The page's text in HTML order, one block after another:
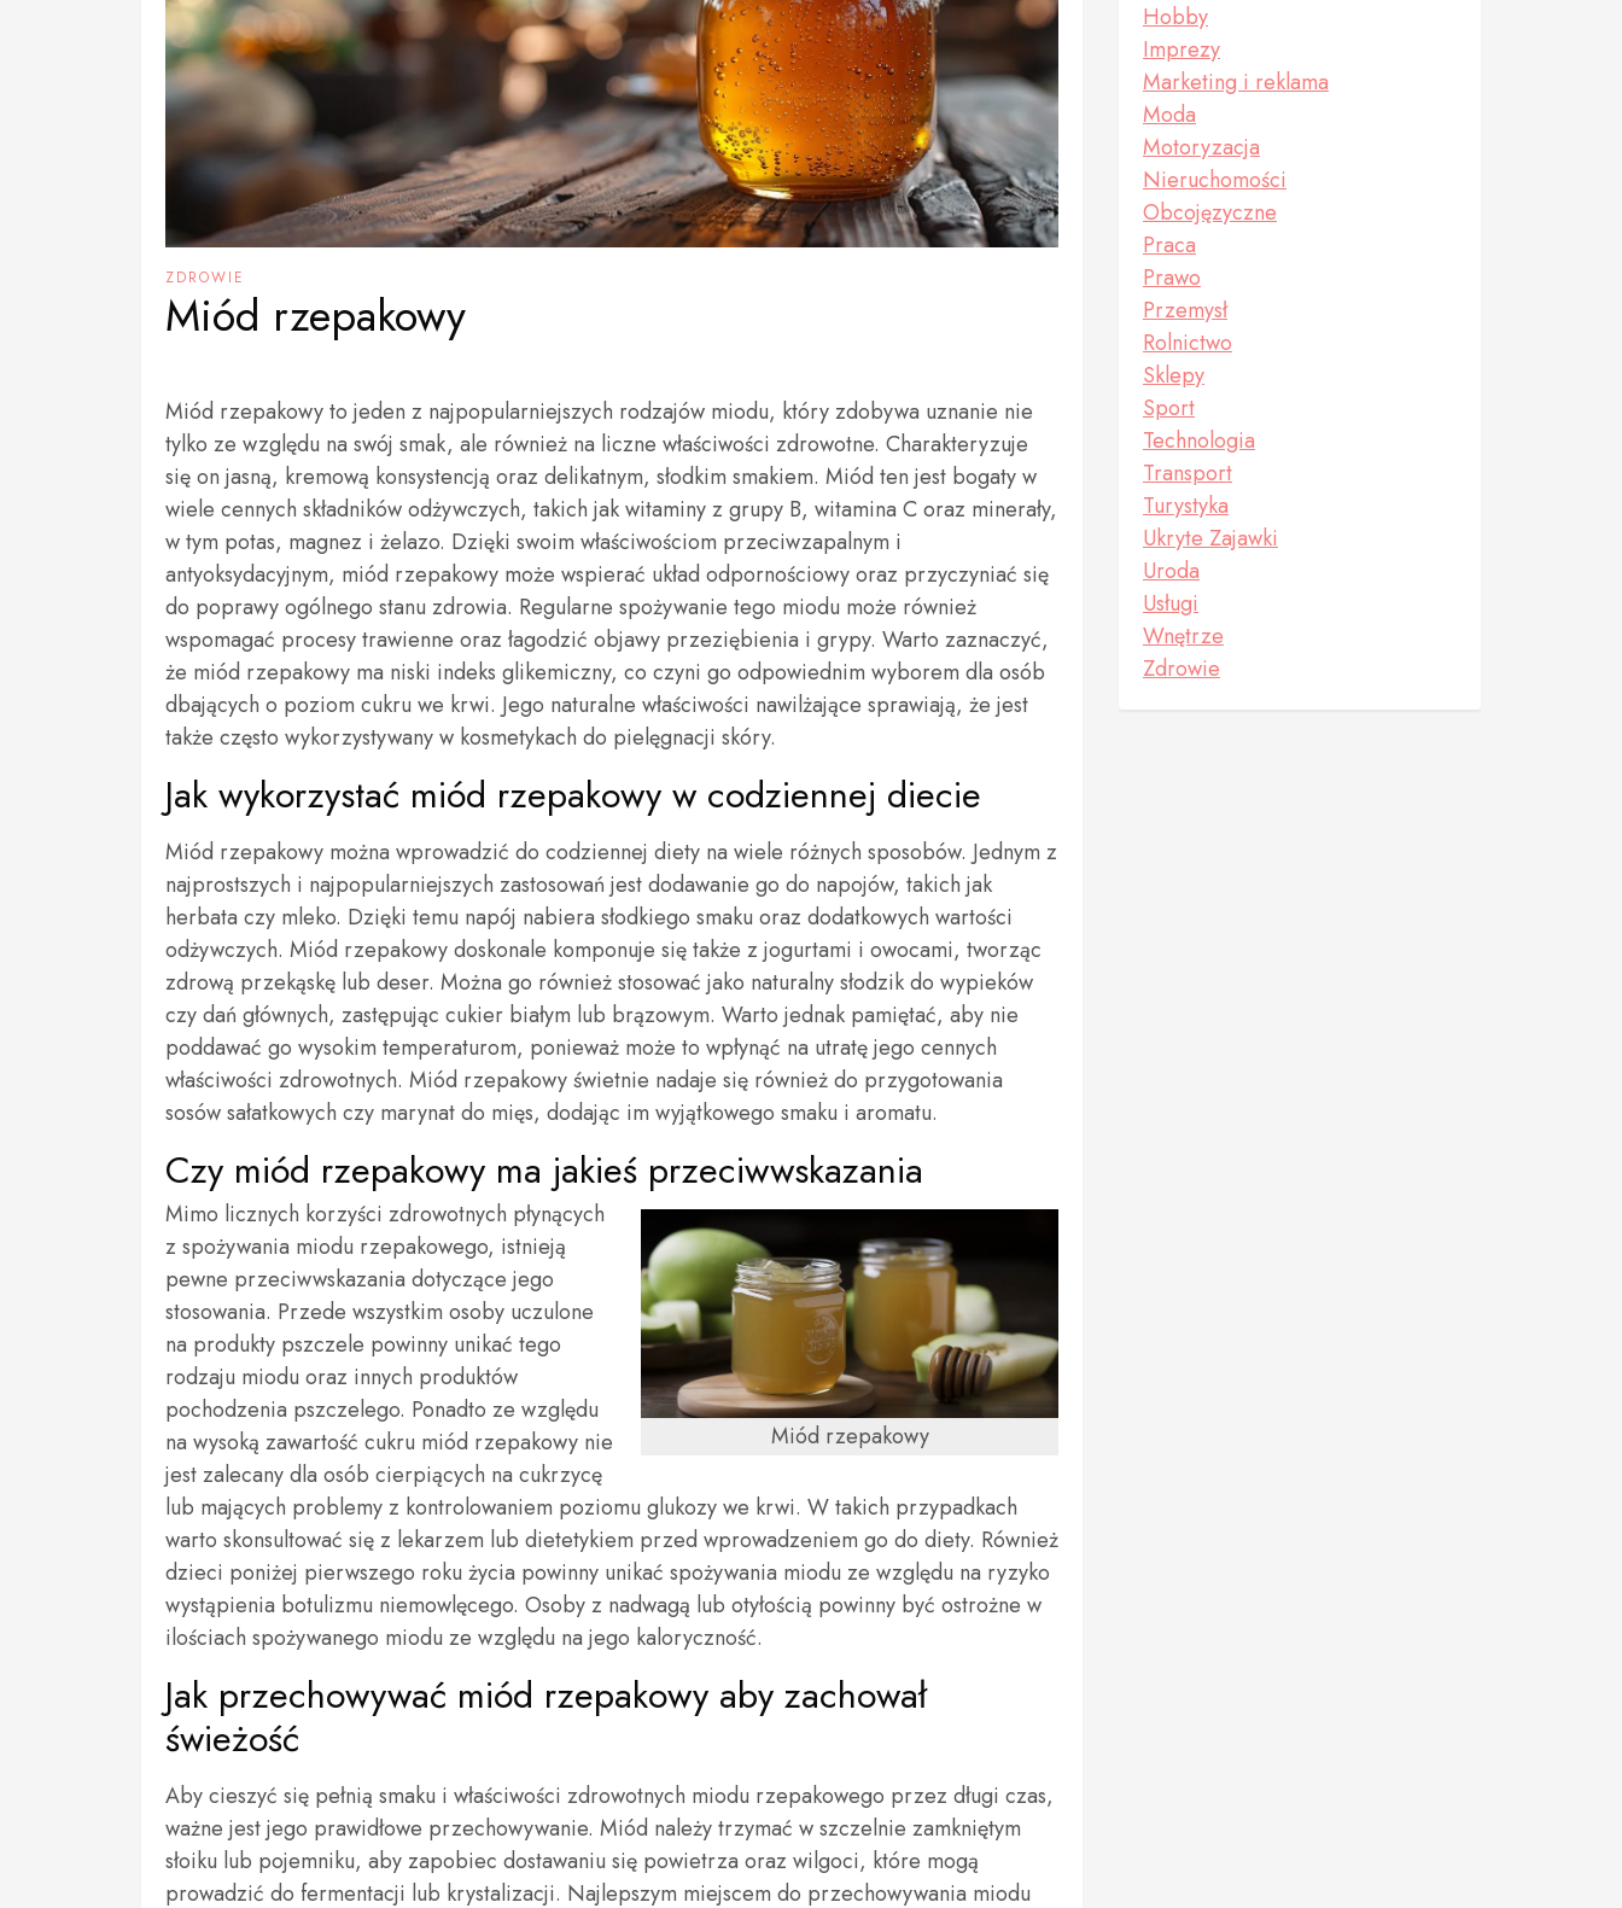
ZDROWIE
Miód rzepakowy
Miód rzepakowy to jeden z najpopularniejszych rodzajów miodu, który zdobywa uznanie nie
tylko ze względu na swój smak, ale również na liczne właściwości zdrowotne. Charakteryzuje
się on jasną, kremową konsystencją oraz delikatnym, słodkim smakiem. Miód ten jest bogaty w
wiele cennych składników odżywczych, takich jak witaminy z grupy B, witamina C oraz minerały,
w tym potas, magnez i żelazo. Dzięki swoim właściwościom przeciwzapalnym i
antyoksydacyjnym, miód rzepakowy może wspierać układ odpornościowy oraz przyczyniać się
do poprawy ogólnego stanu zdrowia. Regularne spożywanie tego miodu może również
wspomagać procesy trawienne oraz łagodzić objawy przeziębienia i grypy. Warto zaznaczyć,
że miód rzepakowy ma niski indeks glikemiczny, co czyni go odpowiednim wyborem dla osób
dbających o poziom cukru we krwi. Jego naturalne właściwości nawilżające sprawiają, że jest
także często wykorzystywany w kosmetykach do pielęgnacji skóry.
Jak wykorzystać miód rzepakowy w codziennej diecie
Miód rzepakowy można wprowadzić do codziennej diety na wiele różnych sposobów. Jednym z
najprostszych i najpopularniejszych zastosowań jest dodawanie go do napojów, takich jak
herbata czy mleko. Dzięki temu napój nabiera słodkiego smaku oraz dodatkowych wartości
odżywczych. Miód rzepakowy doskonale komponuje się także z jogurtami i owocami, tworząc
zdrową przekąskę lub deser. Można go również stosować jako naturalny słodzik do wypieków
czy dań głównych, zastępując cukier białym lub brązowym. Warto jednak pamiętać, aby nie
poddawać go wysokim temperaturom, ponieważ może to wpłynąć na utratę jego cennych
właściwości zdrowotnych. Miód rzepakowy świetnie nadaje się również do przygotowania
sosów sałatkowych czy marynat do mięs, dodając im wyjątkowego smaku i aromatu.
Czy miód rzepakowy ma jakieś przeciwwskazania
Miód rzepakowy
Mimo licznych korzyści zdrowotnych płynących
z spożywania miodu rzepakowego, istnieją
pewne przeciwwskazania dotyczące jego
stosowania. Przede wszystkim osoby uczulone
na produkty pszczele powinny unikać tego
rodzaju miodu oraz innych produktów
pochodzenia pszczelego. Ponadto ze względu
na wysoką zawartość cukru miód rzepakowy nie
jest zalecany dla osób cierpiących na cukrzycę
lub mających problemy z kontrolowaniem poziomu glukozy we krwi. W takich przypadkach
warto skonsultować się z lekarzem lub dietetykiem przed wprowadzeniem go do diety. Również
dzieci poniżej pierwszego roku życia powinny unikać spożywania miodu ze względu na ryzyko
wystąpienia botulizmu niemowlęcego. Osoby z nadwagą lub otyłością powinny być ostrożne w
ilościach spożywanego miodu ze względu na jego kaloryczność.
Jak przechowywać miód rzepakowy aby zachował
świeżość
Aby cieszyć się pełnią smaku i właściwości zdrowotnych miodu rzepakowego przez długi czas,
ważne jest jego prawidłowe przechowywanie. Miód należy trzymać w szczelnie zamkniętym
słoiku lub pojemniku, aby zapobiec dostawaniu się powietrza oraz wilgoci, które mogą
prowadzić do fermentacji lub krystalizacji. Najlepszym miejscem do przechowywania miodu
Hobby
Imprezy
Marketing i reklama
Moda
Motoryzacja
Nieruchomości
Obcojęzyczne
Praca
Prawo
Przemysł
Rolnictwo
Sklepy
Sport
Technologia
Transport
Turystyka
Ukryte Zajawki
Uroda
Usługi
Wnętrze
Zdrowie